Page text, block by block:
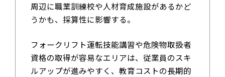
周辺に職業訓練校や人材育成施設があるかど
うかも、採算性に影響する。
フォークリフト運転技能講習や危険物取扱者
資格の取得が容易なエリアは、従業員のスキ
ルアップが進みやすく、教育コストの長期的